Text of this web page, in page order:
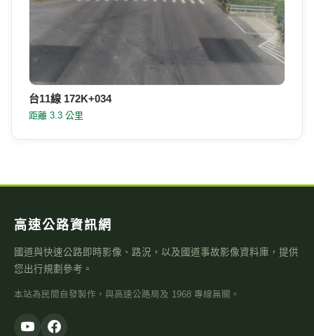
台11線 172K+034
距離 3.3 公里
高速公路資訊網
國道與快速公路即時影像、路況，以及國道事故影像資料庫，提供
您出行規劃參考。
本站為民間自發製作，與高速公路局及 1968 專線無關。